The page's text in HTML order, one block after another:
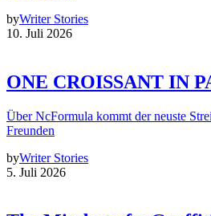
byWriter Stories
10. Juli 2026
ONE CROISSANT IN
Über NcFormula kommt der neuste
Freunden
byWriter Stories
5. Juli 2026